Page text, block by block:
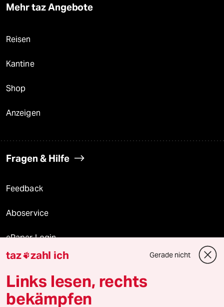
Mehr taz Angebote
Reisen
Kantine
Shop
Anzeigen
Fragen & Hilfe
Feedback
Aboservice
ePaper Login
Downloads für Abonnierende
taz zahl ich Gerade nicht
Links lesen, rechts
bekämpfen